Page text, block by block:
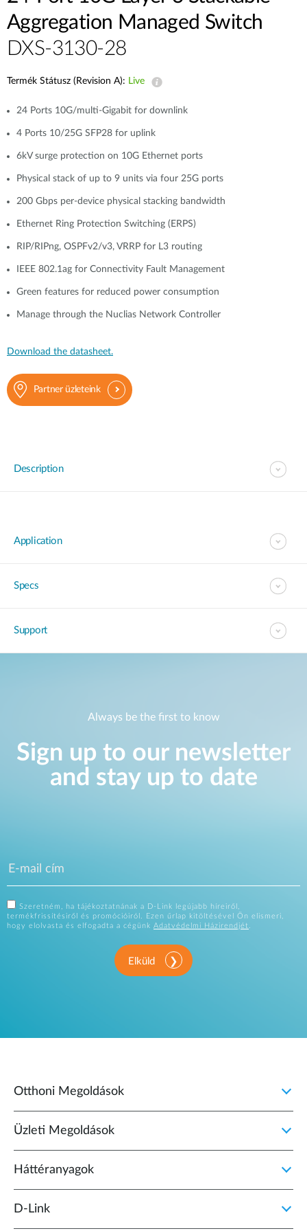
Aggregation Managed Switch
DXS-3130-28
Termék Státusz (Revision A): Live
24 Ports 10G/multi-Gigabit for downlink
4 Ports 10/25G SFP28 for uplink
6kV surge protection on 10G Ethernet ports
Physical stack of up to 9 units via four 25G ports
200 Gbps per-device physical stacking bandwidth
Ethernet Ring Protection Switching (ERPS)
RIP/RIPng, OSPFv2/v3, VRRP for L3 routing
IEEE 802.1ag for Connectivity Fault Management
Green features for reduced power consumption
Manage through the Nuclias Network Controller
Download the datasheet.
Partner üzleteink
Description
Application
Specs
Support
Always be the first to know
Sign up to our newsletter
and stay up to date
Szeretném, ha tájékoztatnának a D-Link legújabb híreiről,
termékfrissítésiről és promócióiról. Ezen űrlap kitöltésével Ön elismeri,
hogy elolvasta és elfogadta a cégünk Adatvédelmi Házirendjét.
Elküld
Otthoni Megoldások
Üzleti Megoldások
Háttéranyagok
D‑Link